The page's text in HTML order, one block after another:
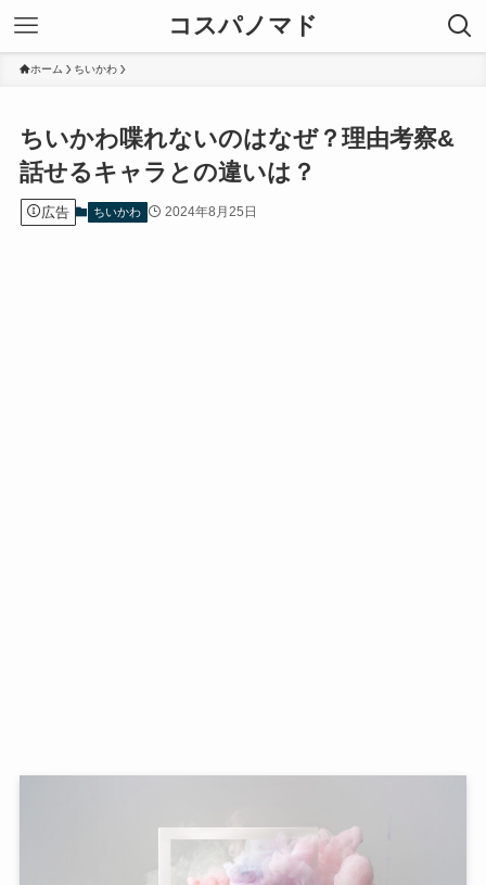
コスパノマド
ホーム ちいかわ
ちいかわ喋れないのはなぜ？理由考察&
話せるキャラとの違いは？
広告 ちいかわ 2024年8月25日